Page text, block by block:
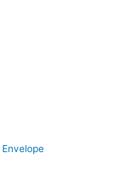
Envelope